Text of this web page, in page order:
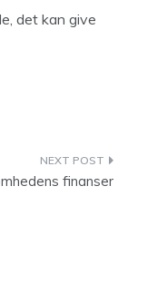
det kan give
finanser